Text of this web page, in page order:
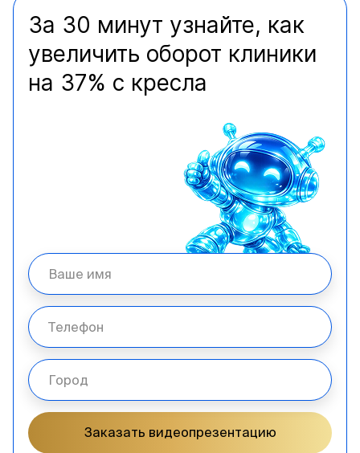
За 30 минут узнайте, как
увеличить оборот клиники
на 37% с кресла
Заказать видеопрезентацию